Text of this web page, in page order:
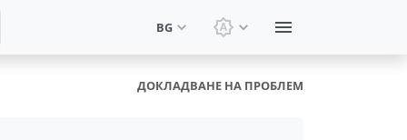
BG Смяна на тема:
ДОКЛАДВАНЕ НА ПРОБЛЕМ